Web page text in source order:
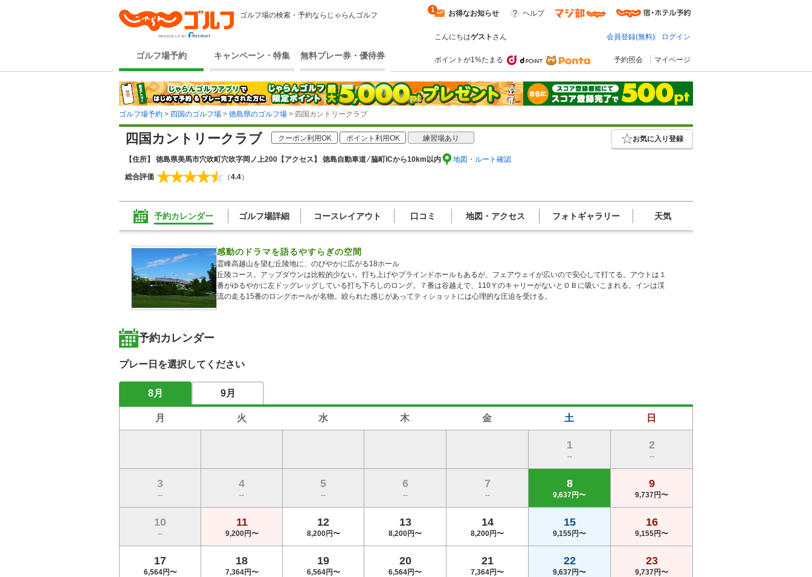
ゴルフ場の検索・予約ならじゃらんゴルフ
ゴルフ場予約 キャンペーン・特集 無料プレー券・優待券
お得なお知らせ
1 ヘルプ
こんにちはゲスト さん 会員登録(無料) ログイン
ポイントが1%たまる 予約照会 マイページ
ゴルフ場予約 > 四国のゴルフ場 > 徳島県のゴルフ場 > 四国カントリークラブ
四国カントリークラブ クーポン利用OK ポイント利用OK 練習場あり お気に入り登録
【住所】 徳島県美馬市穴吹町穴吹字岡ノ上200 【アクセス】 徳島自動車道 ⁄ 脇町ICから10km以内 地図・ルート確認
総合評価 （4.4）
予約カレンダー ゴルフ場詳細 コースレイアウト 口コミ 地図・アクセス フォトギャラリー 天気
感動のドラマを語るやすらぎの空間
霊峰高越山を望む丘陵地に、のびやかに広がる18ホール
丘陵コース。アップダウンは比較的少ない。打ち上げやブラインドホールもあるが、フェアウェイが広いので安心して打てる。アウトは１
番がゆるやかに左ドッグレッグしている打ち下ろしのロング。７番は谷越えで、110ＹのキャリーがないとＯＢに吸いこまれる。インは渓
流の走る15番のロングホールが名物。絞られた感じがあってティショットには心理的な圧迫を受ける。
予約カレンダー
プレー日を選択してください
8月 9月
月 火 水 木 金 土 日
1
--
2
--
3
--
4
--
5
--
6
--
7
--
8
9,637円〜
9
9,737円〜
10
--
11
9,200円〜
12
8,200円〜
13
8,200円〜
14
8,200円〜
15
9,155円〜
16
9,155円〜
17
6,564円〜
18
7,364円〜
19
6,564円〜
20
6,564円〜
21
7,364円〜
22
9,637円〜
23
9,737円〜